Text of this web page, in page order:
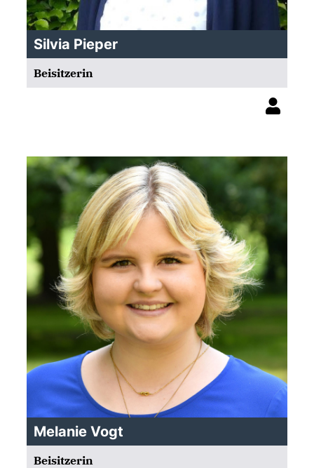
Silvia Pieper
Beisitzerin
Melanie Vogt
Beisitzerin